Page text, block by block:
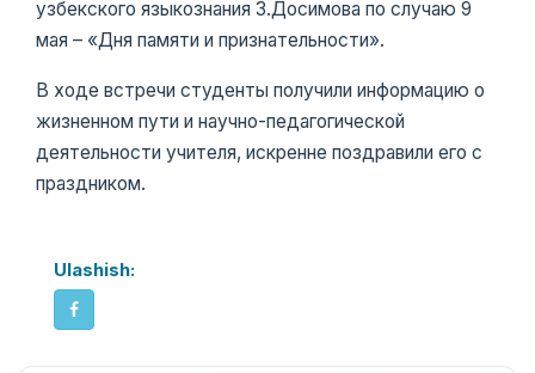
узбекского языкознания З.Досимова по случаю 9
мая – «Дня памяти и признательности».
В ходе встречи студенты получили информацию о
жизненном пути и научно-педагогической
деятельности учителя, искренне поздравили его с
праздником.
Ulashish: